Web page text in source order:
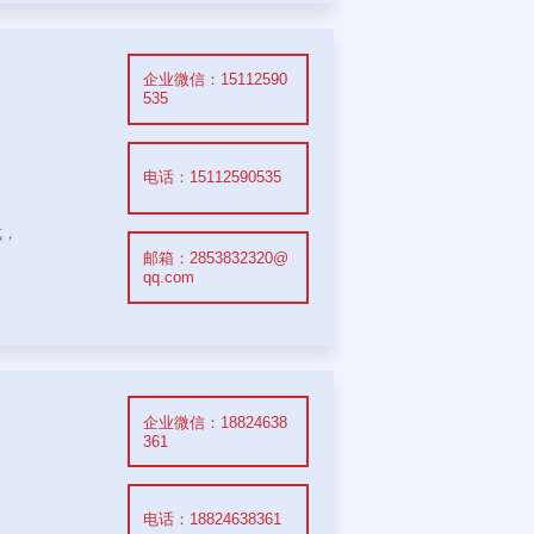
企业微信：15112590
535
电话：15112590535
邮箱：2853832320@
qq.com
企业微信：18824638
361
电话：18824638361